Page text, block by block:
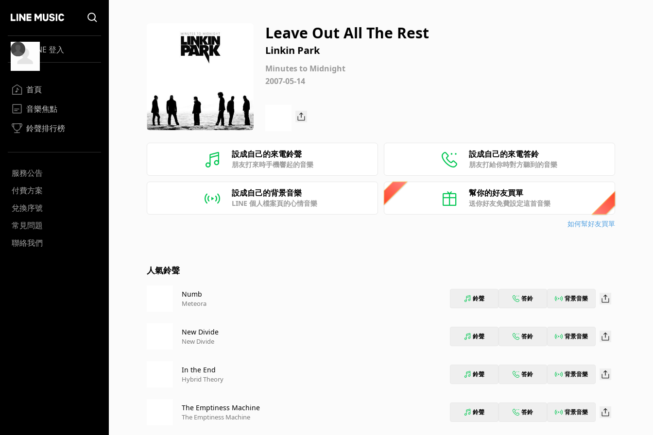
LINE 登入
首頁
音樂焦點
鈴聲排行榜
服務公告
付費方案
兌換序號
常見問題
聯絡我們
Leave Out All The Rest
Linkin Park
Minutes to Midnight
2007-05-14
設成自己的來電鈴聲
朋友打來時手機響起的音樂
設成自己的來電答鈴
朋友打給你時對方聽到的音樂
設成自己的背景音樂
LINE 個人檔案頁的心情音樂
幫你的好友買單
送你好友免費設定這首音樂
如何幫好友買單
人氣鈴聲
Numb
Meteora
鈴聲 答鈴 背景音樂
New Divide
New Divide
鈴聲 答鈴 背景音樂
In the End
Hybrid Theory
鈴聲 答鈴 背景音樂
The Emptiness Machine
The Emptiness Machine
鈴聲 答鈴 背景音樂